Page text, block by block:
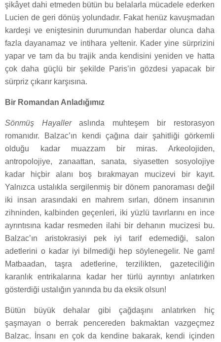
şikâyet dahi etmeden bütün bu belalarla mücadele ederken
Lucien de geri dönüş yolundadır. Fakat henüz kavuşmadan
kardeşi ve eniştesinin durumundan haberdar olunca daha
fazla dayanamaz ve intihara yeltenir. Kader yine sürprizini
yapar ve tam da bu trajik anda kendisini yeniden ve hatta
çok daha güçlü bir şekilde Paris’in gözdesi yapacak bir
sürpriz çıkarır karşısına.
Bir Romandan Anladığımız
Sönmüş Hayalleraslında muhteşem bir restorasyon
romanıdır. Balzac’ın kendi çağına dair şahitliği görkemli
olduğu kadar muazzam bir miras. Arkeolojiden,
antropolojiye, zanaattan, sanata, siyasetten sosyolojiye
kadar hiçbir alanı boş bırakmayan mucizevi bir kayıt.
Yalnızca ustalıkla sergilenmiş bir dönem panoraması değil
iki insan arasındaki en mahrem sırları, dönem insanının
zihninden, kalbinden geçenleri, iki yüzlü tavırlarını en ince
ayrıntısına kadar resmeden ilahi bir dehanın mucizesi bu.
Balzac’ın aristokrasiyi pek iyi tarif edemediği, salon
adetlerini o kadar iyi bilmediği hep söylenegelir. Ne gam!
Matbaadan, taşra adetlerine, terzilikten, gazeteciliğin
karanlık entrikalarına kadar her türlü ayrıntıyı anlatırken
gösterdiği ustalığın yanında bu da eksik olsun!
Bütün büyük dehalar gibi çağdaşını anlatırken hiç
şaşmayan o berrak pencereden bakmaktan vazgeçmez
Balzac. İnsanı en çok da kendine bakarak, kendi içinden